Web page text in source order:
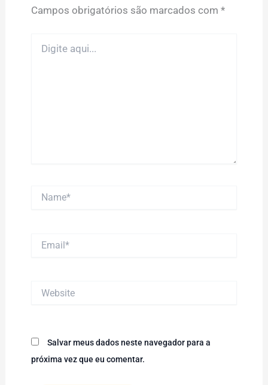
Campos obrigatórios são marcados com *
aqui...
Salvar meus dados neste navegador para a
próxima vez que eu comentar.